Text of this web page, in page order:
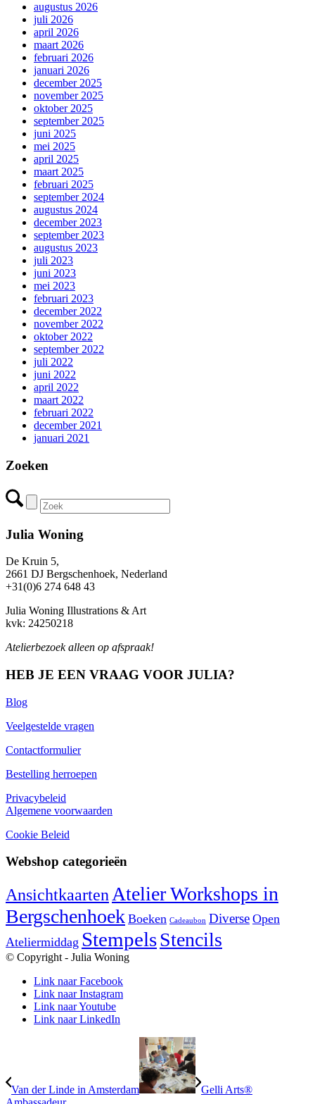
augustus 2026
juli 2026
april 2026
maart 2026
februari 2026
januari 2026
december 2025
november 2025
oktober 2025
september 2025
juni 2025
mei 2025
april 2025
maart 2025
februari 2025
september 2024
augustus 2024
december 2023
september 2023
augustus 2023
juli 2023
juni 2023
mei 2023
februari 2023
december 2022
november 2022
oktober 2022
september 2022
juli 2022
juni 2022
april 2022
maart 2022
februari 2022
december 2021
januari 2021
Zoeken
Julia Woning
De Kruin 5,
2661 DJ Bergschenhoek, Nederland
+31(0)6 274 648 43
Julia Woning Illustrations & Art
kvk: 24250218
Atelierbezoek alleen op afspraak!
HEB JE EEN VRAAG VOOR JULIA?
Blog
Veelgestelde vragen
Contactformulier
Bestelling herroepen
Privacybeleid
Algemene voorwaarden
Cookie Beleid
Webshop categorieën
Ansichtkaarten Atelier Workshops in
Bergschenhoek Boeken Cadeaubon Diverse Open
Ateliermiddag StempelsStencils
© Copyright - Julia Woning
Link naar Facebook
Link naar Instagram
Link naar Youtube
Link naar LinkedIn
Van der Linde in Amsterdam
Gelli Arts®